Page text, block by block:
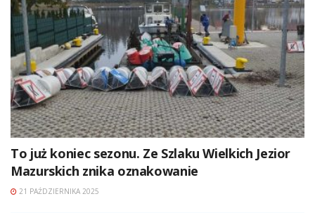
To już koniec sezonu. Ze Szlaku Wielkich Jezior
Mazurskich znika oznakowanie
21 PAŹDZIERNIKA 2025